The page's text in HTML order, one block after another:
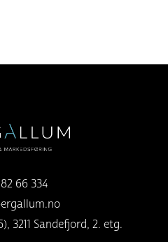
66 334
3211 Sandefjord, 2. etg.